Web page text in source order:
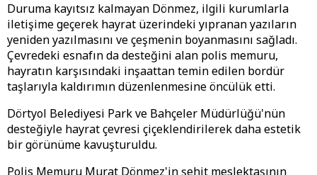
Duruma kayıtsız kalmayan Dönmez, ilgili kurumlarla
iletişime geçerek hayrat üzerindeki yıpranan yazıların
yeniden yazılmasını ve çeşmenin boyanmasını sağladı.
Çevredeki esnafın da desteğini alan polis memuru,
hayratın karşısındaki inşaattan temin edilen bordür
taşlarıyla kaldırımın düzenlenmesine öncülük etti.
Dörtyol Belediyesi Park ve Bahçeler Müdürlüğü'nün
desteğiyle hayrat çevresi çiçeklendirilerek daha estetik
bir görünüme kavuşturuldu.
Polis Memuru Murat Dönmez'in şehit meslektaşının